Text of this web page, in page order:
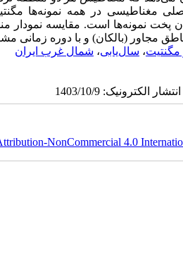
مغناطیسی در همه نمونه‌ها
پخت نمونه‌ها است. مقایسه نمودار
مجاور (بالکان) و با دوره زمانی
مگنتیت، سال‌یابی، شمال غرب ایران
NonCommercial 4.0